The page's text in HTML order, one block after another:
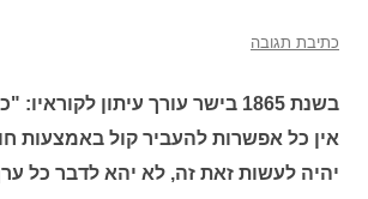
כתיבת תגובה
בשנת 1865 בישר עורך עיתון
אין כל אפשרות להעביר קול באמצעות
יהיה לעשות זאת זה, לא יהא לדבר כל